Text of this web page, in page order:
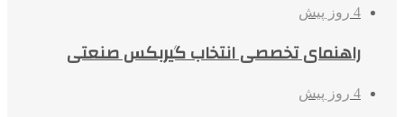
4 روز پیش
راهنمای تخصصی انتخاب گیربکس صنعتی
4 روز پیش